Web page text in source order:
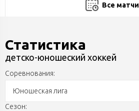
Все матчи
Статистика
детско-юношеский хоккей
Соревнования:
Юношеская лига
Сезон: